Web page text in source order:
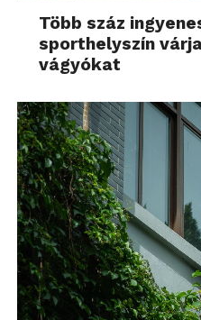
Több száz
sporthelyszín
vágyókat